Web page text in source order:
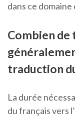
dans ce domaine
Combien
traduction
La durée
du français vers